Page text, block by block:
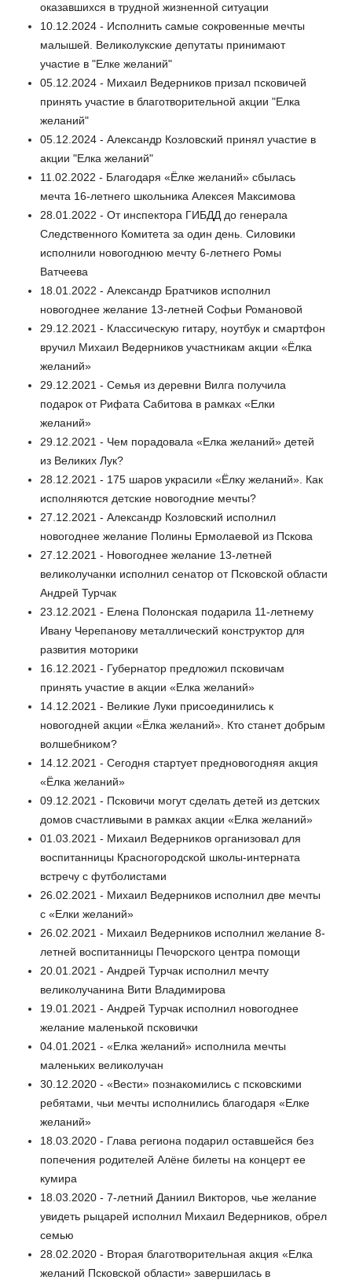
оказавшихся в трудной жизненной ситуации
10.12.2024 - Исполнить самые сокровенные мечты
малышей. Великолукские депутаты принимают
участие в "Елке желаний"
05.12.2024 - Михаил Ведерников призал псковичей
принять участие в благотворительной акции "Елка
желаний"
05.12.2024 - Александр Козловский принял участие в
акции "Елка желаний"
11.02.2022 - Благодаря «Ёлке желаний» сбылась
мечта 16-летнего школьника Алексея Максимова
28.01.2022 - От инспектора ГИБДД до генерала
Следственного Комитета за один день. Силовики
исполнили новогоднюю мечту 6-летнего Ромы
Ватчеева
18.01.2022 - Александр Братчиков исполнил
новогоднее желание 13-летней Софьи Романовой
29.12.2021 - Классическую гитару, ноутбук и смартфон
вручил Михаил Ведерников участникам акции «Ёлка
желаний»
29.12.2021 - Семья из деревни Вилга получила
подарок от Рифата Сабитова в рамках «Елки
желаний»
29.12.2021 - Чем порадовала «Елка желаний» детей
из Великих Лук?
28.12.2021 - 175 шаров украсили «Ёлку желаний». Как
исполняются детские новогодние мечты?
27.12.2021 - Александр Козловский исполнил
новогоднее желание Полины Ермолаевой из Пскова
27.12.2021 - Новогоднее желание 13-летней
великолучанки исполнил сенатор от Псковской области
Андрей Турчак
23.12.2021 - Елена Полонская подарила 11-летнему
Ивану Черепанову металлический конструктор для
развития моторики
16.12.2021 - Губернатор предложил псковичам
принять участие в акции «Елка желаний»
14.12.2021 - Великие Луки присоединились к
новогодней акции «Ёлка желаний». Кто станет добрым
волшебником?
14.12.2021 - Сегодня стартует предновогодняя акция
«Ёлка желаний»
09.12.2021 - Псковичи могут сделать детей из детских
домов счастливыми в рамках акции «Елка желаний»
01.03.2021 - Михаил Ведерников организовал для
воспитанницы Красногородской школы-интерната
встречу с футболистами
26.02.2021 - Михаил Ведерников исполнил две мечты
с «Елки желаний»
26.02.2021 - Михаил Ведерников исполнил желание 8-
летней воспитанницы Печорского центра помощи
20.01.2021 - Андрей Турчак исполнил мечту
великолучанина Вити Владимирова
19.01.2021 - Андрей Турчак исполнил новогоднее
желание маленькой псковички
04.01.2021 - «Елка желаний» исполнила мечты
маленьких великолучан
30.12.2020 - «Вести» познакомились с псковскими
ребятами, чьи мечты исполнились благодаря «Елке
желаний»
18.03.2020 - Глава региона подарил оставшейся без
попечения родителей Алёне билеты на концерт ее
кумира
18.03.2020 - 7-летний Даниил Викторов, чье желание
увидеть рыцарей исполнил Михаил Ведерников, обрел
семью
28.02.2020 - Вторая благотворительная акция «Елка
желаний Псковской области» завершилась в